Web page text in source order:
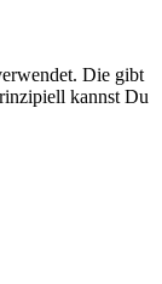
Die gibt
kannst Du